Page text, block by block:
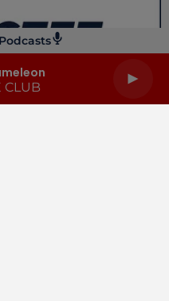
Podcasts
CLUB